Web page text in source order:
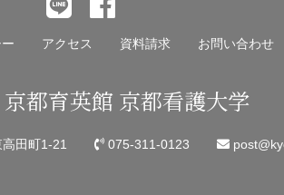
アクセス 資料請求 お問い合わせ
都育英館 京都看護大学
田町1-21 075-311-0123